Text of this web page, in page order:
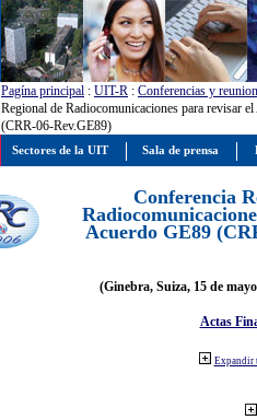
Pagína principal : UIT-R : Conferencias y
Regional de Radiocomunicaciones para revisar
(CRR-06-Rev.GE89)
Conferencia
Acuerdo GE89
(Ginebra, Suiza, 15 de
Actas
Expandir
Sectores de la UIT Sala de prensa